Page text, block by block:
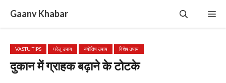
content
Gaanv Khabar
VASTU TIPS घरेलू उपाय ज्योतिष उपाय विशेष उपाय
दुकान में ग्राहक बढ़ाने के टोटके